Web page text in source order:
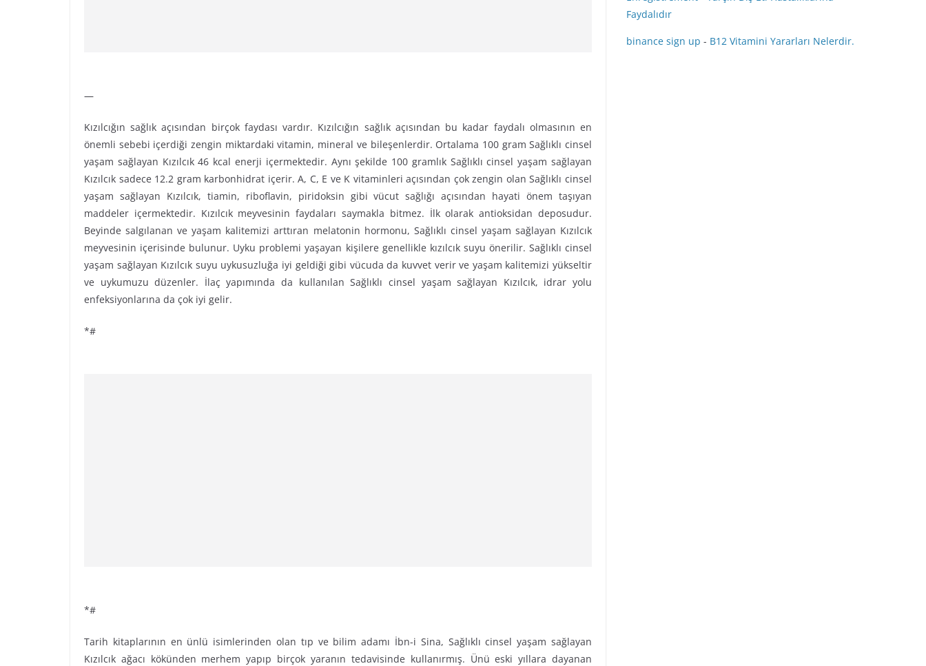
—
Kızılcığın sağlık açısından birçok faydası vardır. Kızılcığın sağlık açısından bu kadar faydalı olmasının en
önemli sebebi içerdiği zengin miktardaki vitamin, mineral ve bileşenlerdir. Ortalama 100 gram Sağlıklı cinsel
yaşam sağlayan Kızılcık 46 kcal enerji içermektedir. Aynı şekilde 100 gramlık Sağlıklı cinsel yaşam sağlayan
Kızılcık sadece 12.2 gram karbonhidrat içerir. A, C, E ve K vitaminleri açısından çok zengin olan Sağlıklı cinsel
yaşam sağlayan Kızılcık, tiamin, riboflavin, piridoksin gibi vücut sağlığı açısından hayati önem taşıyan
maddeler içermektedir. Kızılcık meyvesinin faydaları saymakla bitmez. İlk olarak antioksidan deposudur.
Beyinde salgılanan ve yaşam kalitemizi arttıran melatonin hormonu, Sağlıklı cinsel yaşam sağlayan Kızılcık
meyvesinin içerisinde bulunur. Uyku problemi yaşayan kişilere genellikle kızılcık suyu önerilir. Sağlıklı cinsel
yaşam sağlayan Kızılcık suyu uykusuzluğa iyi geldiği gibi vücuda da kuvvet verir ve yaşam kalitemizi yükseltir
ve uykumuzu düzenler. İlaç yapımında da kullanılan Sağlıklı cinsel yaşam sağlayan Kızılcık, idrar yolu
enfeksiyonlarına da çok iyi gelir.
*#
*#
Tarih kitaplarının en ünlü isimlerinden olan tıp ve bilim adamı İbn-i Sina, Sağlıklı cinsel yaşam sağlayan
Kızılcık ağacı kökünden merhem yapıp birçok yaranın tedavisinde kullanırmış. Ünü eski yıllara dayanan
Faydalıdır
binance sign up - B12 Vitamini Yararları Nelerdir.